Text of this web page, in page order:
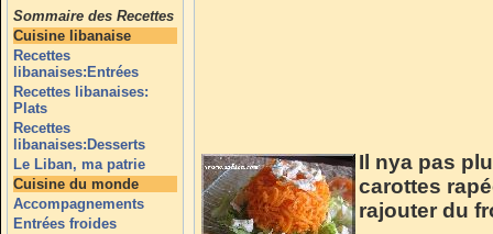
Sommaire des Recettes
Cuisine libanaise
Recettes
libanaises:Entrées
Recettes libanaises:
Plats
Recettes
libanaises:Desserts
Le Liban, ma patrie
Cuisine du monde
Accompagnements
Entrées froides
Il nya pas
carottes
rajouter du